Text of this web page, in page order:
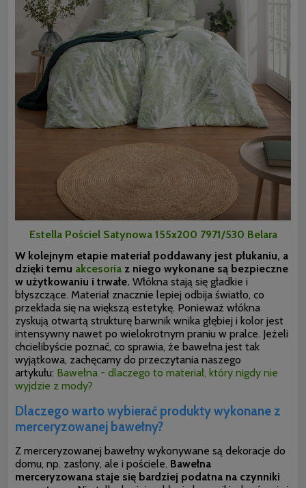
Estella Pościel Satynowa 155x200 7971/530 Belara
W kolejnym etapie materiał poddawany jest płukaniu, a
dzięki temu akcesoria z niego wykonane są bezpieczne
w użytkowaniu i trwałe. Włókna stają się gładkie i
błyszczące. Materiał znacznie lepiej odbija światło, co
przekłada się na większą estetykę. Ponieważ włókna
zyskują otwartą strukturę barwnik wnika głębiej i kolor jest
intensywny nawet po wielokrotnym praniu w pralce. Jeżeli
chcielibyście poznać, co sprawia, że bawełna jest tak
wyjątkowa, zachęcamy do przeczytania naszego
artykułu: Bawełna - dlaczego to materiał, który nigdy nie
wyjdzie z mody?
Dlaczego warto wybierać produkty wykonane z
merceryzowanej bawełny?
Z merceryzowanej bawełny wykonywane są dekoracje do
domu, np. zasłony, ale i pościele. Bawełna
merceryzowana staje się bardziej podatna na czynniki